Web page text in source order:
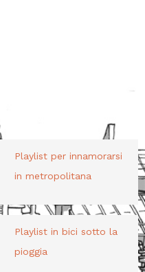
Playlist per innamorarsi
in metropolitana
Playlist in bici sotto la
pioggia